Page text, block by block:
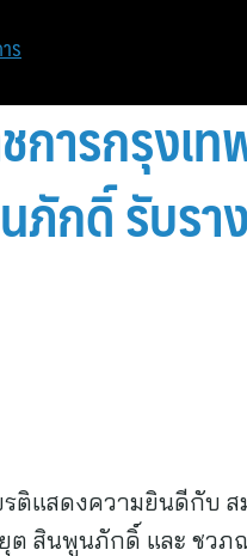
ารกรุงเ
ดิ์ รับราง
รติแสดงความยินดีกับ
ยุต สินพูนภักดิ์ และ ช
ร